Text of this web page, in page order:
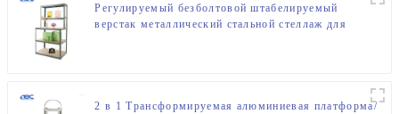
Регулируемый безболтовой штабелируемый
верстак металлический стальной стеллаж для
2 в 1 Трансформируемая алюминиевая платформа/